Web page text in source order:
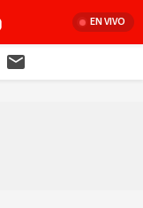
EN VIVO